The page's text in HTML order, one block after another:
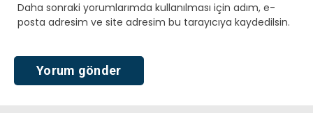
Daha sonraki yorumlarımda kullanılması için adım, e-
posta adresim ve site adresim bu tarayıcıya kaydedilsin.